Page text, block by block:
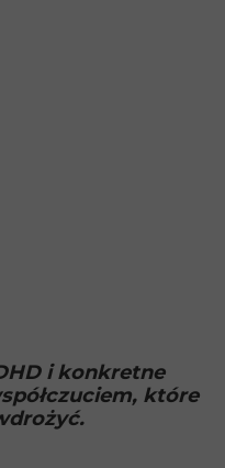
i konkretne
które